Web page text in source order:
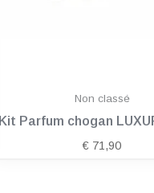
Non classé
Kit Parfum chogan
€ 71,90